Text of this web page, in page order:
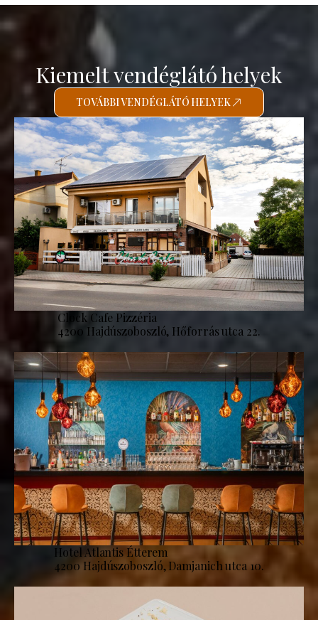
Kiemelt vendéglátó helyek
TOVÁBBI VENDÉGLÁTÓ HELYEK
Clock Cafe Pizzéria
4200 Hajdúszoboszló, Hőforrás utca 22.
Hotel Atlantis Étterem
4200 Hajdúszoboszló, Damjanich utca 10.